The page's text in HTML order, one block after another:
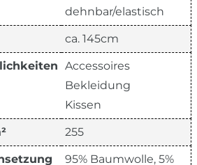
dehnbar/elastisch
ca. 145cm
Accessoires
Bekleidung
Kissen
255
95% Baumwolle, 5%